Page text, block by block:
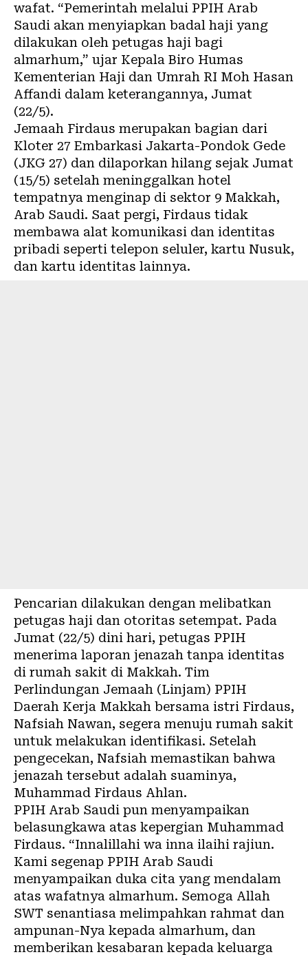
wafat. “Pemerintah melalui PPIH Arab
Saudi akan menyiapkan badal haji yang
dilakukan oleh petugas haji bagi
almarhum,” ujar Kepala Biro Humas
Kementerian Haji dan Umrah RI Moh Hasan
Affandi dalam keterangannya, Jumat
(22/5).
Jemaah Firdaus merupakan bagian dari
Kloter 27 Embarkasi Jakarta-Pondok Gede
(JKG 27) dan dilaporkan hilang sejak Jumat
(15/5) setelah meninggalkan hotel
tempatnya menginap di sektor 9 Makkah,
Arab Saudi. Saat pergi, Firdaus tidak
membawa alat komunikasi dan identitas
pribadi seperti telepon seluler, kartu Nusuk,
dan kartu identitas lainnya.
Pencarian dilakukan dengan melibatkan
petugas haji dan otoritas setempat. Pada
Jumat (22/5) dini hari, petugas PPIH
menerima laporan jenazah tanpa identitas
di rumah sakit di Makkah. Tim
Perlindungan Jemaah (Linjam) PPIH
Daerah Kerja Makkah bersama istri Firdaus,
Nafsiah Nawan, segera menuju rumah sakit
untuk melakukan identifikasi. Setelah
pengecekan, Nafsiah memastikan bahwa
jenazah tersebut adalah suaminya,
Muhammad Firdaus Ahlan.
PPIH Arab Saudi pun menyampaikan
belasungkawa atas kepergian Muhammad
Firdaus. “Innalillahi wa inna ilaihi rajiun.
Kami segenap PPIH Arab Saudi
menyampaikan duka cita yang mendalam
atas wafatnya almarhum. Semoga Allah
SWT senantiasa melimpahkan rahmat dan
ampunan-Nya kepada almarhum, dan
memberikan kesabaran kepada keluarga